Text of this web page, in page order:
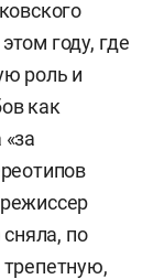
году, где
роль и
как
по